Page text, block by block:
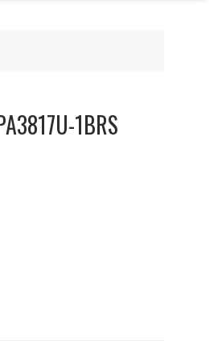
1BRS